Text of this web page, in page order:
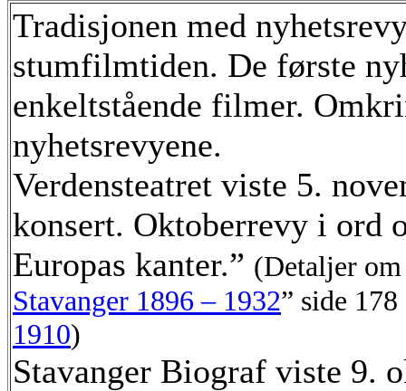
Tradisjonen med
stumfilmtiden. De første
enkeltstående filmer.
nyhetsrevyene.
Verdensteatret viste 5.
konsert. Oktoberrevy i ord
Europas kanter.” (Detaljer
Stavanger 1896 – 1932” side
1910)
Stavanger Biograf viste 9.